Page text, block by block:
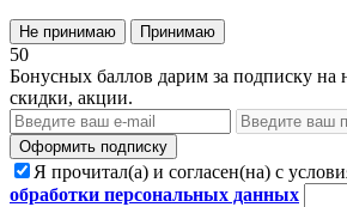
Не принимаю Принимаю
50
Бонусных баллов дарим за подписку на
скидки, акции.
Оформить подписку
Я прочитал(а) и согласен(на) с
обработки персональных данных